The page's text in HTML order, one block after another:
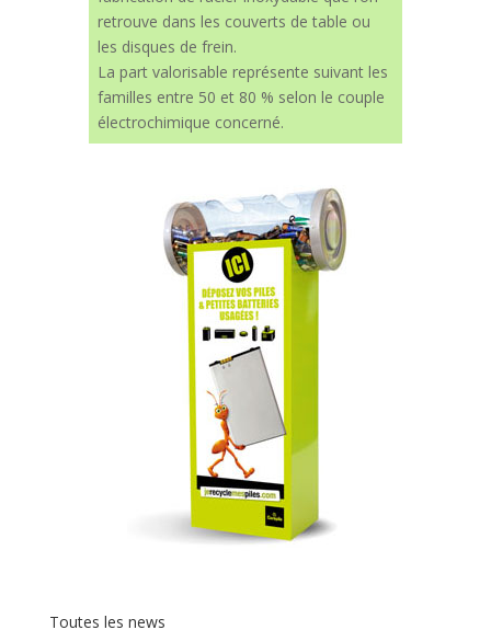
retrouve dans les couverts de table ou
les disques de frein.
La part valorisable représente suivant les
familles entre 50 et 80 % selon le couple
électrochimique concerné.
Toutes les news